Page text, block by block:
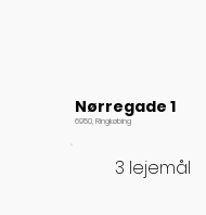
Nørregade 1
6950, Ringkøbing
3 lejemål